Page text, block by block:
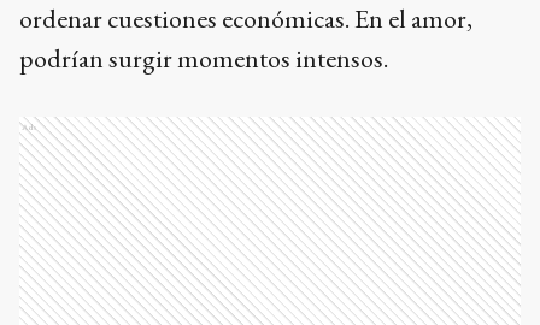
ordenar cuestiones económicas. En el amor,
podrían surgir momentos intensos.
Ads